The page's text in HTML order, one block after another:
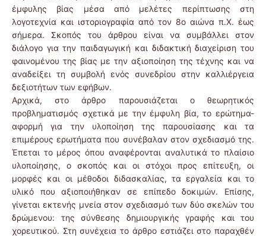
έμφυλης βίας μέσα από μελέτες περίπτωσης στη
λογοτεχνία και ιστοριογραφία από τον 8ο αιώνα π.Χ. έως
σήμερα. Σκοπός του άρθρου είναι να συμβάλλει στον
διάλογο για την παιδαγωγική και διδακτική διαχείριση του
φαινομένου της βίας με την αξιοποίηση της τέχνης και να
αναδείξει τη συμβολή ενός συνεδρίου στην καλλιέργεια
δεξιοτήτων των εφήβων.
Αρχικά, στο άρθρο παρουσιάζεται ο θεωρητικός
προβληματισμός σχετικά με την έμφυλη βία, το ερώτημα-
αφορμή για την υλοποίηση της παρουσίασης και τα
επιμέρους ερωτήματα που συνέβαλαν στον σχεδιασμό της.
Έπεται το μέρος όπου αναφέρονται αναλυτικά το πλαίσιο
υλοποίησης, ο σκοπός και οι στόχοι προς επίτευξη, οι
μορφές και οι μέθοδοι διδασκαλίας, τα εργαλεία και το
υλικό που αξιοποιήθηκαν σε επίπεδο δοκιμών. Επίσης,
γίνεται εκτενής μνεία στον σχεδιασμό των δύο σκελών του
δρώμενου: της σύνθεσης δημιουργικής γραφής και του
χορευτικού. Στη συνέχεια το άρθρο εστιάζει στο παραχθέν